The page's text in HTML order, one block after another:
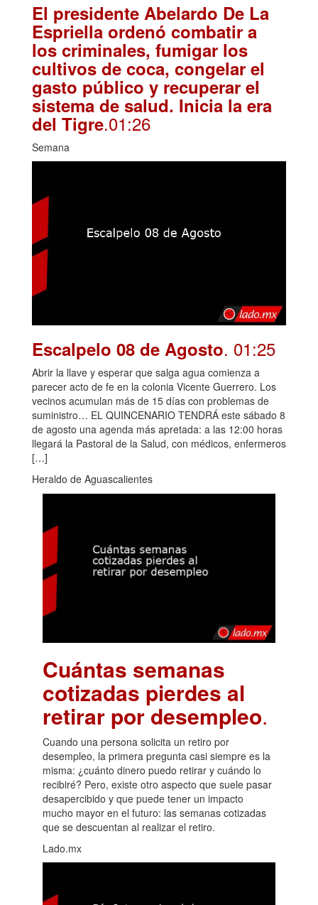
El presidente Abelardo De La
Espriella ordenó combatir a
los criminales, fumigar los
cultivos de coca, congelar el
gasto público y recuperar el
sistema de salud. Inicia la era
del Tigre.01:26
Semana
Escalpelo 08 de Agosto. 01:25
Abrir la llave y esperar que salga agua comienza a
parecer acto de fe en la colonia Vicente Guerrero. Los
vecinos acumulan más de 15 días con problemas de
suministro… EL QUINCENARIO TENDRÁ este sábado 8
de agosto una agenda más apretada: a las 12:00 horas
llegará la Pastoral de la Salud, con médicos, enfermeros
[…]
Heraldo de Aguascalientes
Cuántas semanas
cotizadas pierdes al
retirar por desempleo.
Cuando una persona solicita un retiro por
desempleo, la primera pregunta casi siempre es la
misma: ¿cuánto dinero puedo retirar y cuándo lo
recibiré? Pero, existe otro aspecto que suele pasar
desapercibido y que puede tener un impacto
mucho mayor en el futuro: las semanas cotizadas
que se descuentan al realizar el retiro.
Lado.mx